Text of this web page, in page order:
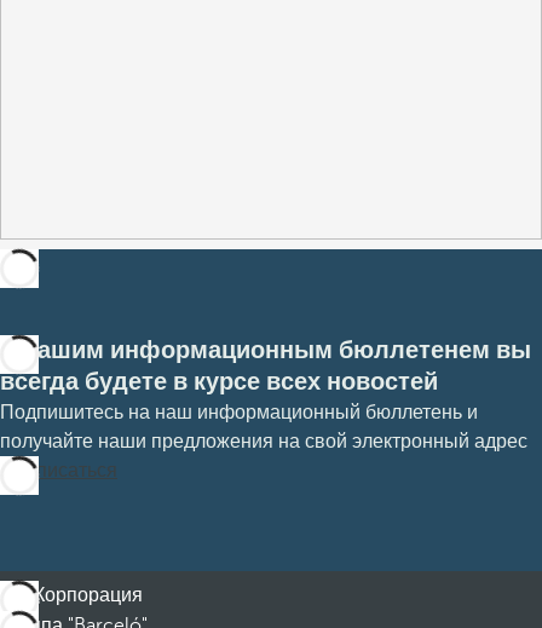
С нашим информационным бюллетенем вы
всегда будете в курсе всех новостей
Подпишитесь на наш информационный бюллетень и
получайте наши предложения на свой электронный адрес
Подписаться
Корпорация